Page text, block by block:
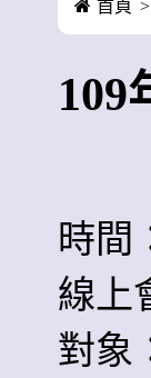
首頁
109
時間
線上
對象